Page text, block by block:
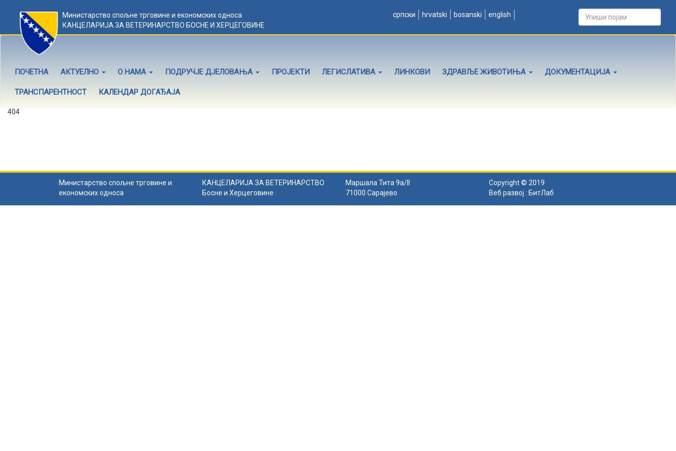
Министарство спољне трговине и економских односа
КАНЦЕЛАРИЈА ЗА ВЕТЕРИНАРСТВО БОСНЕ И ХЕРЦЕГОВИНЕ
српски hrvatski bosanski english
ПОЧЕТНА АКТУЕЛНО О НАМА ПОДРУЧЈЕ ДЈЕЛОВАЊА ПРОЈЕКТИ ЛЕГИСЛАТИВА ЛИНКОВИ ЗДРАВЉЕ ЖИВОТИЊА ДОКУМЕНТАЦИЈА
ТРАНСПАРЕНТНОСТ КАЛЕНДАР ДОГАЂАЈА
404
Министарство спољне трговине и
економских односа
КАНЦЕЛАРИЈА ЗА ВЕТЕРИНАРСТВО
Босне и Херцеговине
Маршала Тита 9а/II
71000 Сарајево
Copyright © 2019
Веб развој : БитЛаб